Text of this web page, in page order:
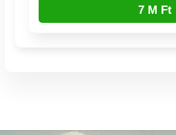
7 M Ft